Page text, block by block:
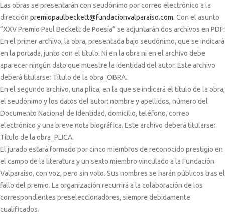
Las obras se presentarán con seudónimo por correo electrónico a la
dirección premiopaulbeckett@fundacionvalparaiso.com. Con el asunto
“XXV Premio Paul Beckett de Poesía” se adjuntarán dos archivos en PDF:
En el primer archivo, la obra, presentada bajo seudónimo, que se indicará
en la portada, junto con el título. Ni en la obra ni en el archivo debe
aparecer ningún dato que muestre la identidad del autor. Este archivo
deberá titularse: Título de la obra_OBRA.
En el segundo archivo, una plica, en la que se indicará el título de la obra,
el seudónimo y los datos del autor: nombre y apellidos, número del
Documento Nacional de Identidad, domicilio, teléfono, correo
electrónico y una breve nota biográfica. Este archivo deberá titularse:
Título de la obra_PLICA.
El jurado estará formado por cinco miembros de reconocido prestigio en
el campo de la literatura y un sexto miembro vinculado a la Fundación
Valparaíso, con voz, pero sin voto. Sus nombres se harán públicos tras el
fallo del premio. La organización recurrirá a la colaboración de los
correspondientes preseleccionadores, siempre debidamente
cualificados.